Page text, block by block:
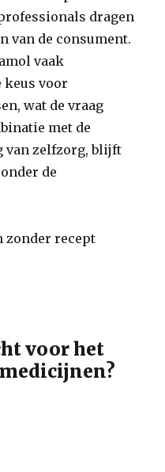
dragen
van de consument.
vaak
keus voor
wat de vraag
met de
van zelfzorg, blijft
de
voor het